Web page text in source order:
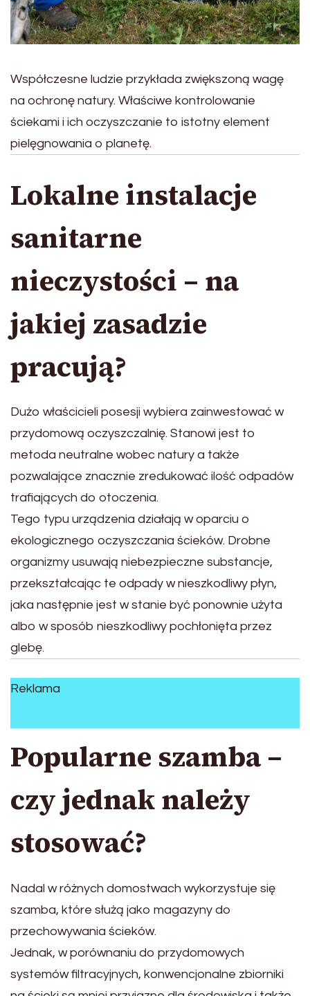
Współczesne ludzie przykłada zwiększoną wagę
na ochronę natury. Właściwe kontrolowanie
ściekami i ich oczyszczanie to istotny element
pielęgnowania o planetę.
Lokalne instalacje
sanitarne
nieczystości – na
jakiej zasadzie
pracują?
Dużo właścicieli posesji wybiera zainwestować w
przydomową oczyszczalnię. Stanowi jest to
metoda neutralne wobec natury a także
pozwalające znacznie zredukować ilość odpadów
trafiających do otoczenia.
Tego typu urządzenia działają w oparciu o
ekologicznego oczyszczania ścieków. Drobne
organizmy usuwają niebezpieczne substancje,
przekształcając te odpady w nieszkodliwy płyn,
jaka następnie jest w stanie być ponownie użyta
albo w sposób nieszkodliwy pochłonięta przez
glebę.
Reklama
Popularne szamba –
czy jednak należy
stosować?
Nadal w różnych domostwach wykorzystuje się
szamba, które służą jako magazyny do
przechowywania ścieków.
Jednak, w porównaniu do przydomowych
systemów filtracyjnych, konwencjonalne zbiorniki